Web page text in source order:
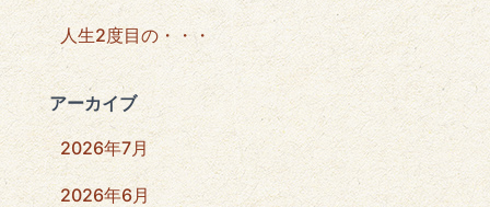
人生2度目の・・・
アーカイブ
2026年7月
2026年6月